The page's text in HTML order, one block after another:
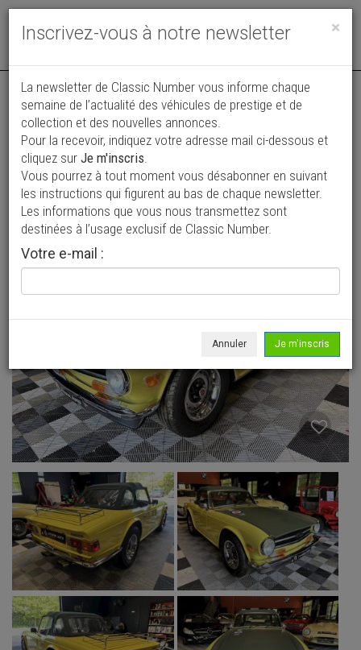
Toggle
Annonce actualisée le 24/07/2026 ( il y a 16 jours )
Triumph TR6
26 900 €
1971 Cabriolet / roadster 25 900 km
×
Inscrivez-vous à notre newsletter
La newsletter de Classic Number vous informe chaque
semaine de l’actualité des véhicules de prestige et de
collection et des nouvelles annonces.
Pour la recevoir, indiquez votre adresse mail ci-dessous et
cliquez sur Je m'inscris.
Vous pourrez à tout moment vous désabonner en suivant
les instructions qui figurent au bas de chaque newsletter.
Les informations que vous nous transmettez sont
destinées à l’usage exclusif de Classic Number.
Votre e-mail :
Annuler Je m'inscris